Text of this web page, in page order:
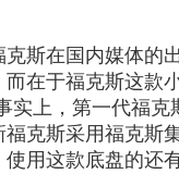
在国内媒体的
在于福克斯这款
实上，第一代福
克斯采用福克斯
使用这款底盘的还